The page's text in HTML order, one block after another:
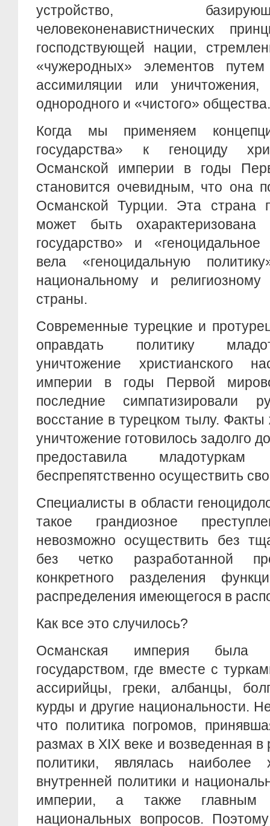
устройство,
человеконенавистнических
господствующей нации,
«чужеродных» элементов
ассимиляции или уничтожения,
однородного и «чистого»
Когда мы применяем
государства» к геноциду
Османской империи в годы
становится очевидным, что она
Османской Турции. Эта страна
может быть охарактеризована
государство» и
вела «геноцидальную
национальному и
страны.
Современные турецкие и
оправдать политику
уничтожение христианского
империи в годы Первой
последние симпатизировали
восстание в турецком тылу. Факты
уничтожение готовилось задолго
предоставила
беспрепятственно осуществить
Специалисты в области
такое грандиозное
невозможно осуществить без
без четко разработанной
конкретного разделения
распределения имеющегося в
Как все это случилось?
Османская империя была
государством, где вместе с
ассирийцы, греки, албанцы,
курды и другие национальности.
что политика погромов,
размах в XIX веке и возведенная в
политики, являлась наиболее
внутренней политики и
империи, а также главным
национальных вопросов.